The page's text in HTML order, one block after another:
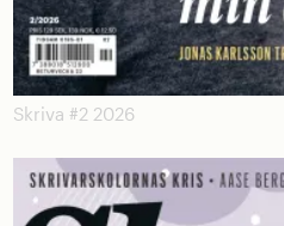
Skriva #2 2026